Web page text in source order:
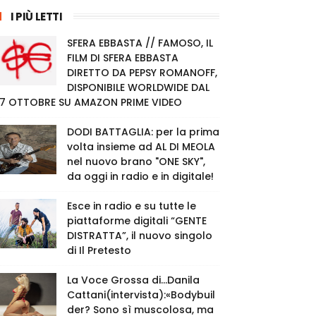
I PIÙ LETTI
SFERA EBBASTA // FAMOSO, IL
FILM DI SFERA EBBASTA
DIRETTO DA PEPSY ROMANOFF,
DISPONIBILE WORLDWIDE DAL
OTTOBRE SU AMAZON PRIME VIDEO
DODI BATTAGLIA: per la prima
volta insieme ad AL DI MEOLA
nel nuovo brano "ONE SKY",
da oggi in radio e in digitale!
Esce in radio e su tutte le
piattaforme digitali “GENTE
DISTRATTA”, il nuovo singolo
di Il Pretesto
La Voce Grossa di…Danila
Cattani(intervista):«Bodybuil
der? Sono sì muscolosa, ma